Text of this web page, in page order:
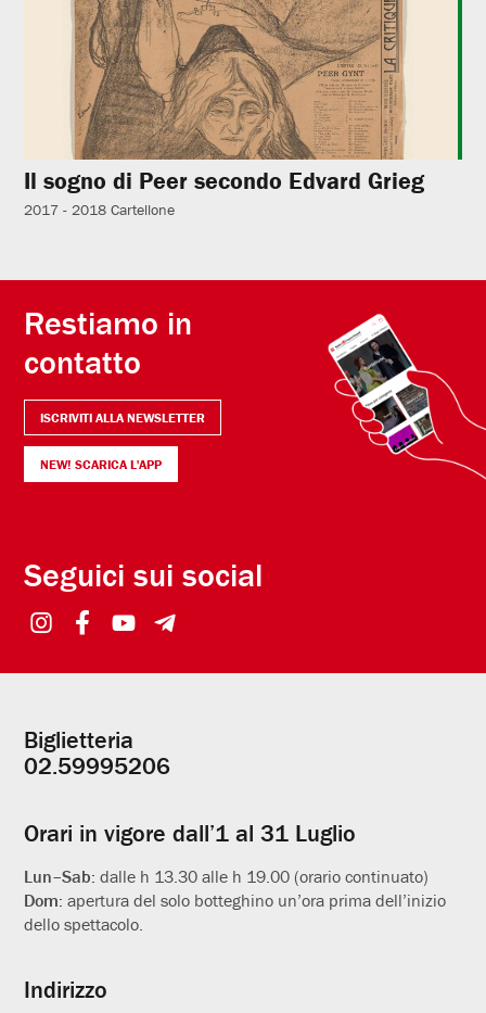
Il sogno di Peer secondo Edvard Grieg
2017 - 2018 Cartellone
Restiamo in
contatto
ISCRIVITI ALLA NEWSLETTER
NEW! SCARICA L'APP
Seguici sui social
Informazioni
utili
Biglietteria
02.59995206
Orari in vigore dall’1 al 31 Luglio
Lun–Sab:dalle h 13.30 alle h 19.00 (orario continuato)
Dom:apertura del solo botteghino un’ora prima dell’inizio
dello spettacolo.
Indirizzo